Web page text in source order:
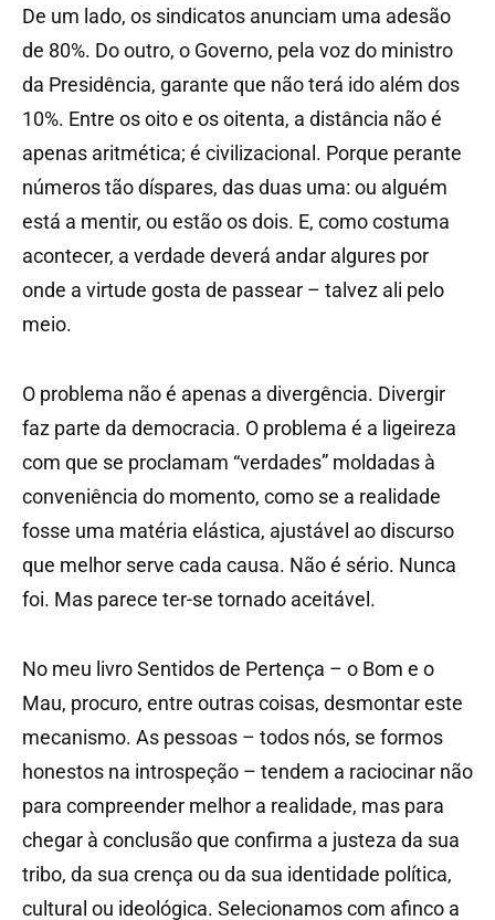
De um lado, os sindicatos anunciam uma adesão
de 80%. Do outro, o Governo, pela voz do ministro
da Presidência, garante que não terá ido além dos
10%. Entre os oito e os oitenta, a distância não é
apenas aritmética; é civilizacional. Porque perante
números tão díspares, das duas uma: ou alguém
está a mentir, ou estão os dois. E, como costuma
acontecer, a verdade deverá andar algures por
onde a virtude gosta de passear – talvez ali pelo
meio.
O problema não é apenas a divergência. Divergir
faz parte da democracia. O problema é a ligeireza
com que se proclamam “verdades” moldadas à
conveniência do momento, como se a realidade
fosse uma matéria elástica, ajustável ao discurso
que melhor serve cada causa. Não é sério. Nunca
foi. Mas parece ter-se tornado aceitável.
No meu livro Sentidos de Pertença – o Bom e o
Mau, procuro, entre outras coisas, desmontar este
mecanismo. As pessoas – todos nós, se formos
honestos na introspeção – tendem a raciocinar não
para compreender melhor a realidade, mas para
chegar à conclusão que confirma a justeza da sua
tribo, da sua crença ou da sua identidade política,
cultural ou ideológica. Selecionamos com afinco a